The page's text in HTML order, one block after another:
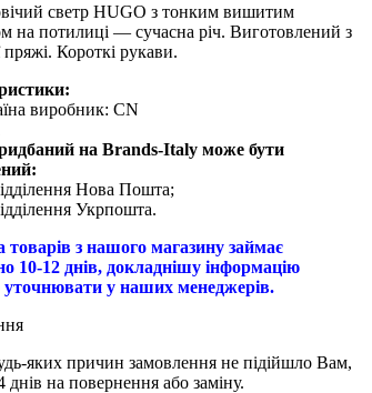
светр HUGO з тонким вишитим
на потилиці — сучасна річ. Виготовлений з
Короткі рукави.
виробник:CN
на Brands-Italy може бути
Нова Пошта;
Укрпошта.
товарів з нашого магазину займає
10-12 днів, докладнішу інформацію
уточнювати у наших менеджерів.
яких причин замовлення не підійшло Вам,
днів на повернення або заміну.